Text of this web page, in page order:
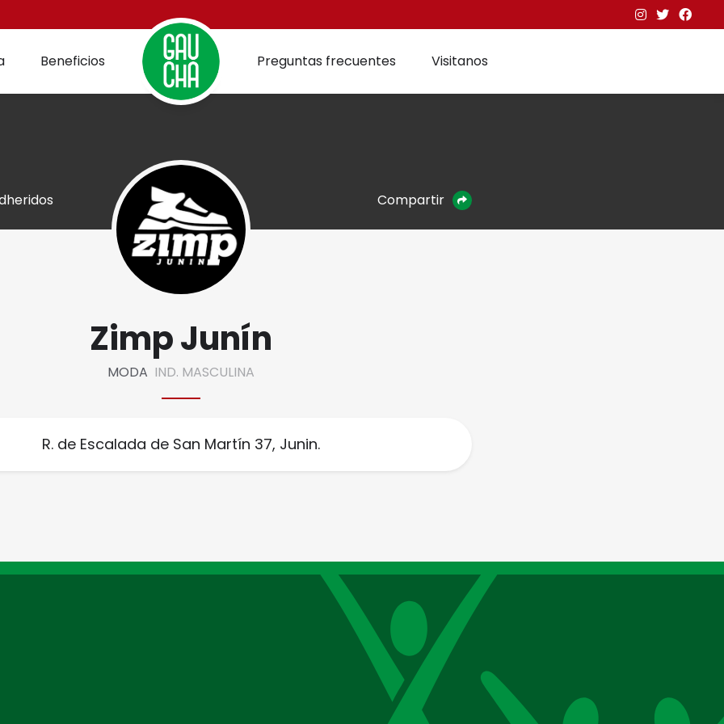
Beneficios Preguntas frecuentes Visitanos
Compartir
Zimp Junín
MODA IND. MASCULINA
R. de Escalada de San Martín 37, Junin.